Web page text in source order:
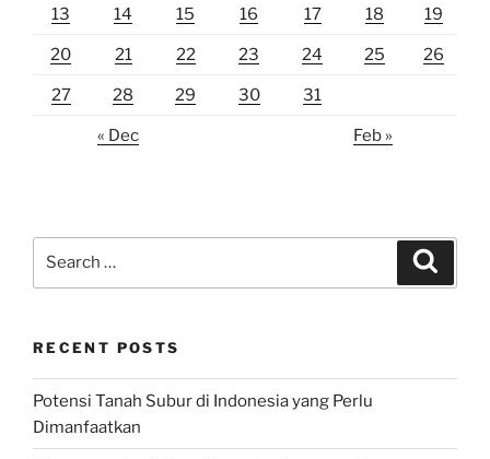
13 14 15 16 17 18 19
20 21 22 23 24 25 26
27 28 29 30 31
« Dec Feb »
RECENT POSTS
Potensi Tanah Subur di Indonesia yang Perlu
Dimanfaatkan